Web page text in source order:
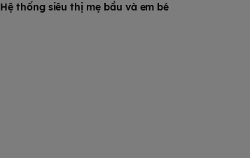
Hệ thống siêu thị mẹ bầu và em bé